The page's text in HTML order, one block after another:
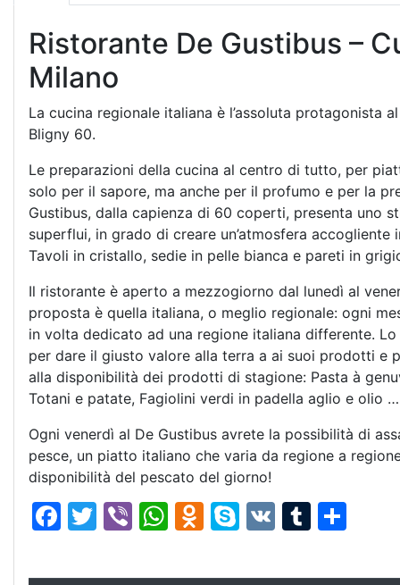
Ristorante De Gustibus –
Milano
La cucina regionale italiana è l’assoluta protagonista
Bligny 60.
Le preparazioni della cucina al centro di tutto, per
solo per il sapore, ma anche per il profumo e per la
Gustibus, dalla capienza di 60 coperti, presenta uno
superflui, in grado di creare un’atmosfera
Tavoli in cristallo, sedie in pelle bianca e pareti in
Il ristorante è aperto a mezzogiorno dal lunedì al
proposta è quella italiana, o meglio regionale: ogni
in volta dedicato ad una regione italiana differente.
per dare il giusto valore alla terra a ai suoi prodotti
alla disponibilità dei prodotti di stagione: Pasta à
Totani e patate, Fagiolini verdi in padella aglio e olio
Ogni venerdì al De Gustibus avrete la possibilità di
pesce, un piatto italiano che varia da regione a
disponibilità del pescato del giorno!
F
c
T
itt
Vi
er
W
at
O
n
S
y
V
T
m n